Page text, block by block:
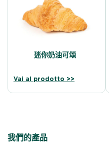
迷你奶油可頌
Vai al prodotto >>
我們的產品